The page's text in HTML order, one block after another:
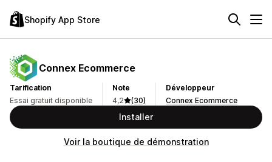
Shopify App Store
Connex Ecommerce
Tarification
Essai gratuit disponible
Note
4,2
(30)
Développeur
Connex Ecommerce
Installer
Voir la boutique de démonstration